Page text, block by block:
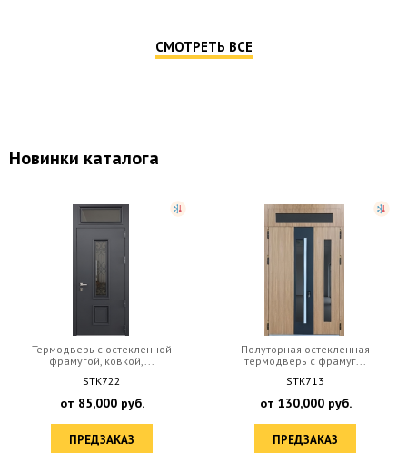
СМОТРЕТЬ ВСЕ
Новинки каталога
Термодверь с остекленной
фрамугой, ковкой,...
STK722
от 85,000руб.
ПРЕДЗАКАЗ
Полуторная остекленная
термодверь с фрамуг...
STK713
от 130,000руб.
ПРЕДЗАКАЗ